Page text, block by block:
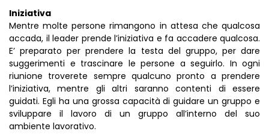
Iniziativa
Mentre molte persone rimangono in attesa che qualcosa
accada, il leader prende l’iniziativa e fa accadere qualcosa.
E’ preparato per prendere la testa del gruppo, per dare
suggerimenti e trascinare le persone a seguirlo. In ogni
riunione troverete sempre qualcuno pronto a prendere
l’iniziativa, mentre gli altri saranno contenti di essere
guidati. Egli ha una grossa capacità di guidare un gruppo e
sviluppare il lavoro di un gruppo all’interno del suo
ambiente lavorativo.